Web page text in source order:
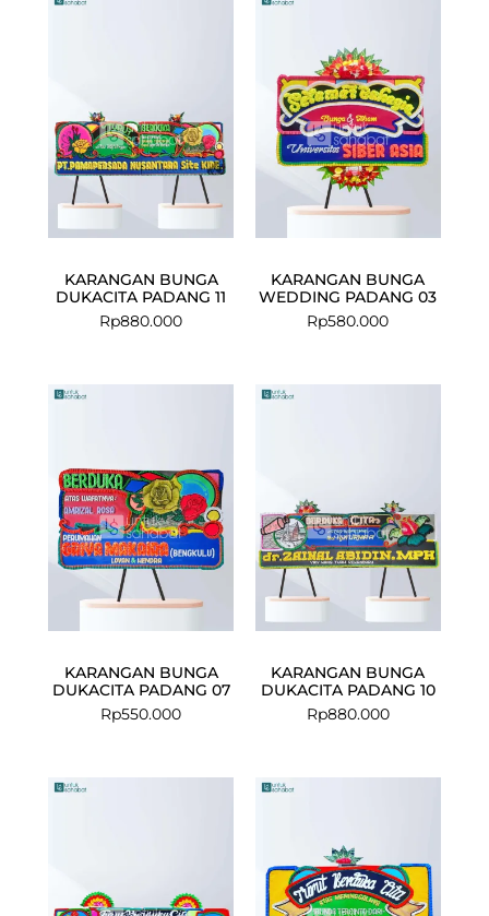
KARANGAN BUNGA
DUKACITA PADANG 11
Rp880.000
KARANGAN BUNGA
WEDDING PADANG 03
Rp580.000
KARANGAN BUNGA
DUKACITA PADANG 07
Rp550.000
KARANGAN BUNGA
DUKACITA PADANG 10
Rp880.000